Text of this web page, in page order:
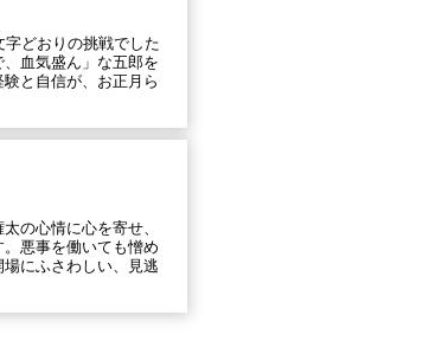
字どおりの挑戦でした
血気盛ん」な五郎を
と自信が、お正月ら
の心情に心を寄せ、
悪事を働いても憎め
にふさわしい、見逃